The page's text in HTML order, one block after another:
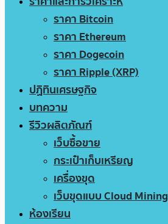
ราคา Bitcoin
ราคา Ethereum
ราคา Dogecoin
ราคา Ripple (XRP)
ปฏิทินเศรษฐกิจ
บทความ
รีวิวผลิตภัณฑ์
เว็บซื้อขาย
กระเป๋าเก็บเหรียญ
เครื่องขุด
เว็บขุดแบบ Cloud Mining
ห้องเรียน